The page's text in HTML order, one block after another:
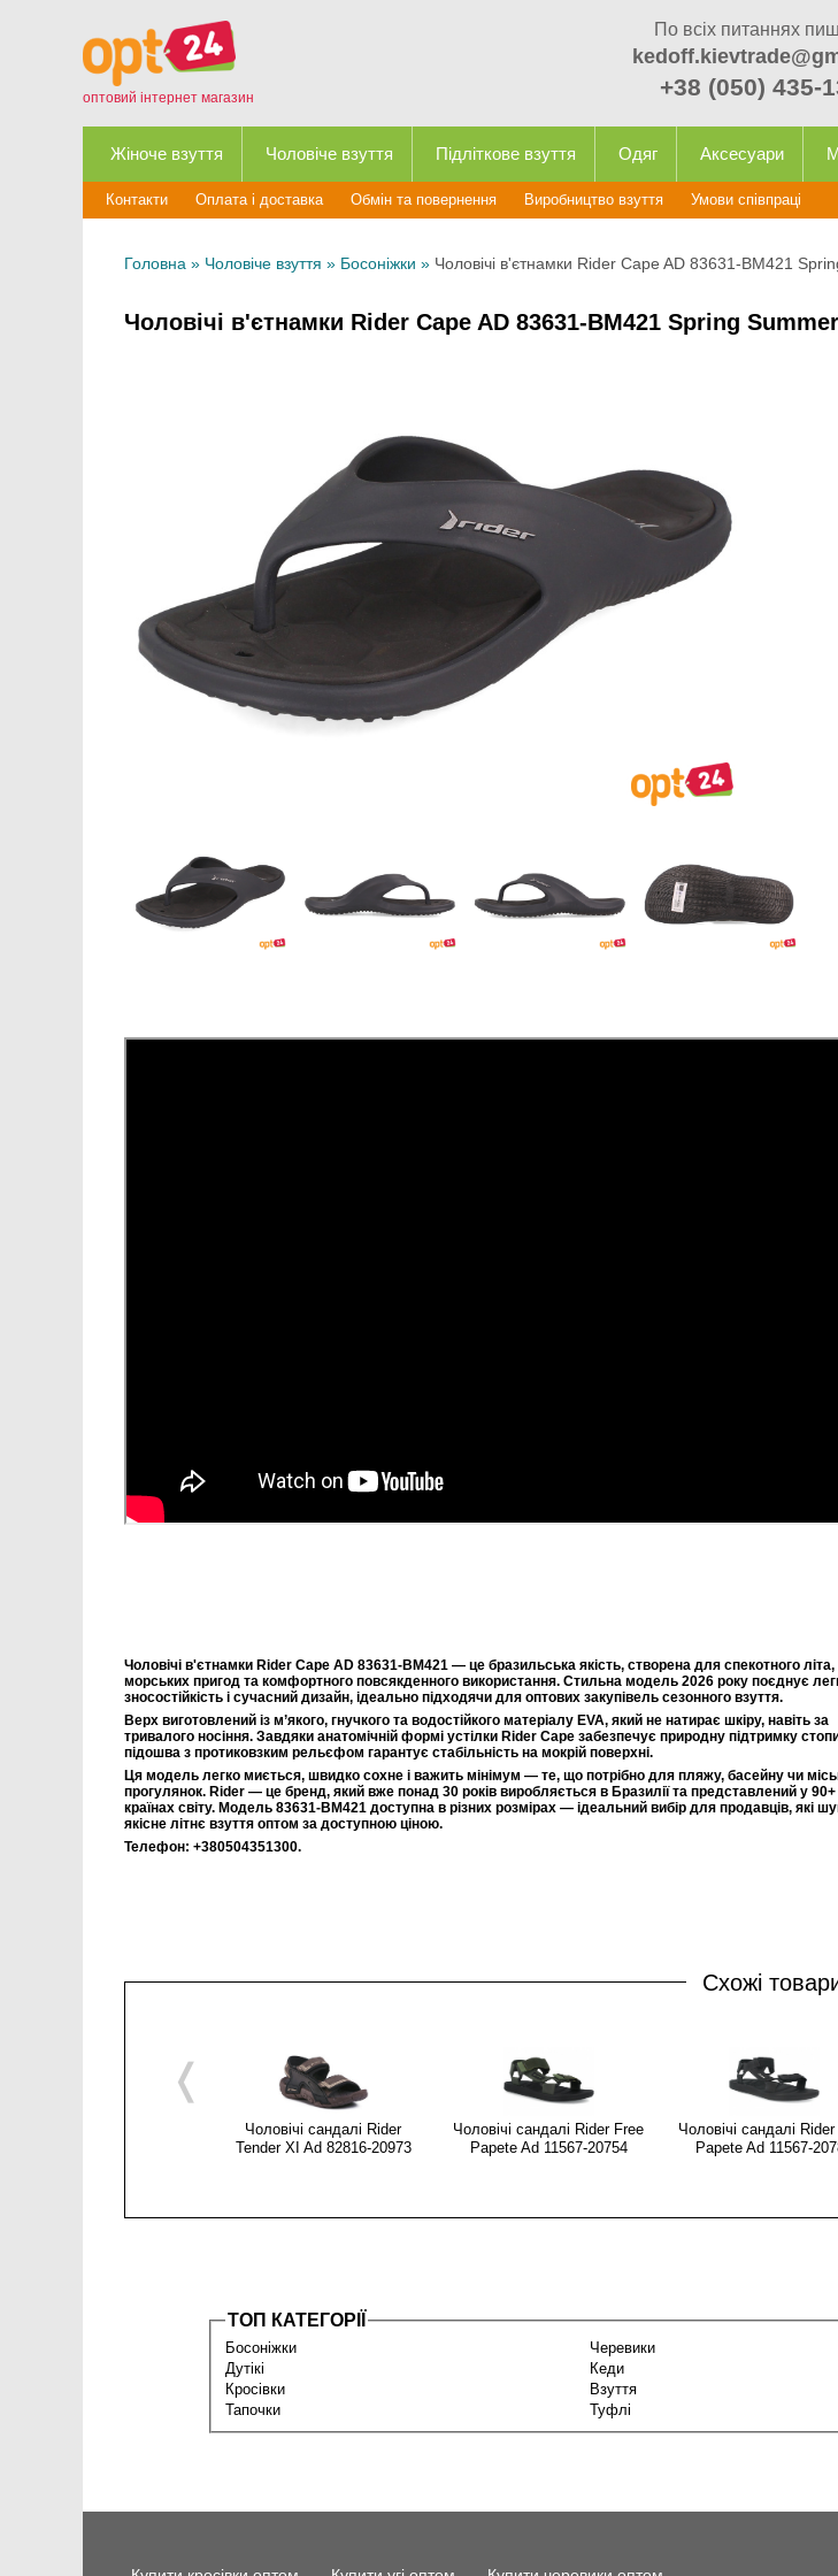
оптовий інтернет магазин
По всіх питаннях
+38 (050) 435-
Жіноче взуття Чоловіче взуття Підліткове взуття Одяг Аксесуари
Контакти Оплата і доставка Обмін та повернення Виробництво взуття Умови співпраці
Головна » Чоловіче взуття » Босоніжки » Чоловічі в'єтнамки Rider Cape AD 83631-BM421
Чоловічі в'єтнамки Rider Cape AD 83631-BM421 Spring
Чоловічі в'єтнамки Rider Cape AD 83631-BM421 — це бразильська якість, створена для спекотного літа,
морських пригод та комфортного повсякденного використання. Стильна модель 2026 року поєднує
зносостійкість і сучасний дизайн, ідеально підходячи для оптових закупівель сезонного взуття.
Верх виготовлений із м’якого, гнучкого та водостійкого матеріалу EVA, який не натирає шкіру, навіть за
тривалого носіння. Завдяки анатомічній формі устілки Rider Cape забезпечує природну підтримку
підошва з протиковзким рельєфом гарантує стабільність на мокрій поверхні.
Ця модель легко миється, швидко сохне і важить мінімум — те, що потрібно для пляжу, басейну чи
прогулянок. Rider — це бренд, який вже понад 30 років виробляється в Бразилії та представлений у 90+
країнах світу. Модель 83631-BM421 доступна в різних розмірах — ідеальний вибір для продавців, які
якісне літнє взуття оптом за доступною ціною.
Телефон: +380504351300.
Схожі
Чоловічі сандалі Rider
Tender XI Ad 82816-20973
Чоловічі сандалі Rider Free
Papete Ad 11567-20754
Чоловічі сандалі
Papete Ad 11567-
❬
ТОП КАТЕГОРІЇ
Босоніжки Черевики
Дутікі
Кеди
Кросівки
Взуття
Тапочки
Туфлі